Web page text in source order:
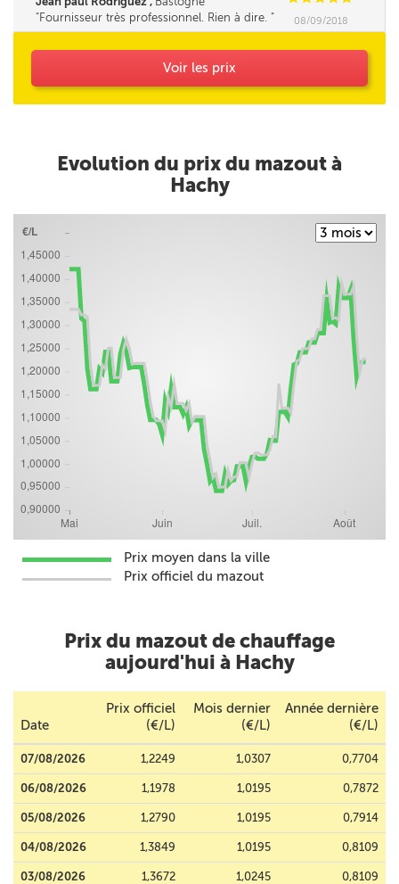
chauffage.............
Fournisseur très professionnel. Rien à dire.
08/09/2018
Voir les prix
Evolution du prix du mazout à
Hachy
Prix moyen dans la ville
Prix officiel du mazout
Prix du mazout de chauffage
aujourd'hui à Hachy
Date
Prix officiel
(€/L)
Mois dernier
(€/L)
Année dernière
(€/L)
07/08/2026 1,2249 1,0307 0,7704
06/08/2026 1,1978 1,0195 0,7872
05/08/2026 1,2790 1,0195 0,7914
04/08/2026 1,3849 1,0195 0,8109
03/08/2026 1,3672 1,0245 0,8109